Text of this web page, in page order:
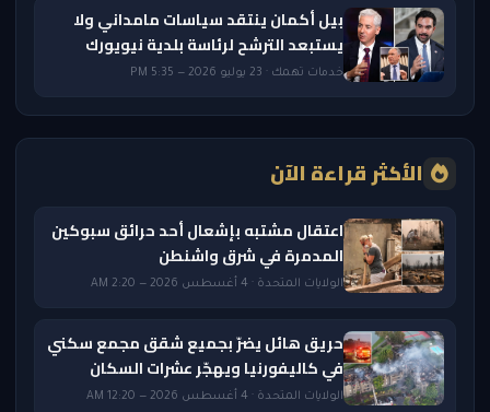
بيل أكمان ينتقد سياسات مامداني ولا
يستبعد الترشح لرئاسة بلدية نيويورك
خدمات تهمك · 23 يوليو 2026 — 5:35 PM
الأكثر قراءة الآن
اعتقال مشتبه بإشعال أحد حرائق سبوكين
المدمرة في شرق واشنطن
الولايات المتحدة · 4 أغسطس 2026 — 2:20 AM
حريق هائل يضرّ بجميع شقق مجمع سكني
في كاليفورنيا ويهجّر عشرات السكان
الولايات المتحدة · 4 أغسطس 2026 — 12:20 AM